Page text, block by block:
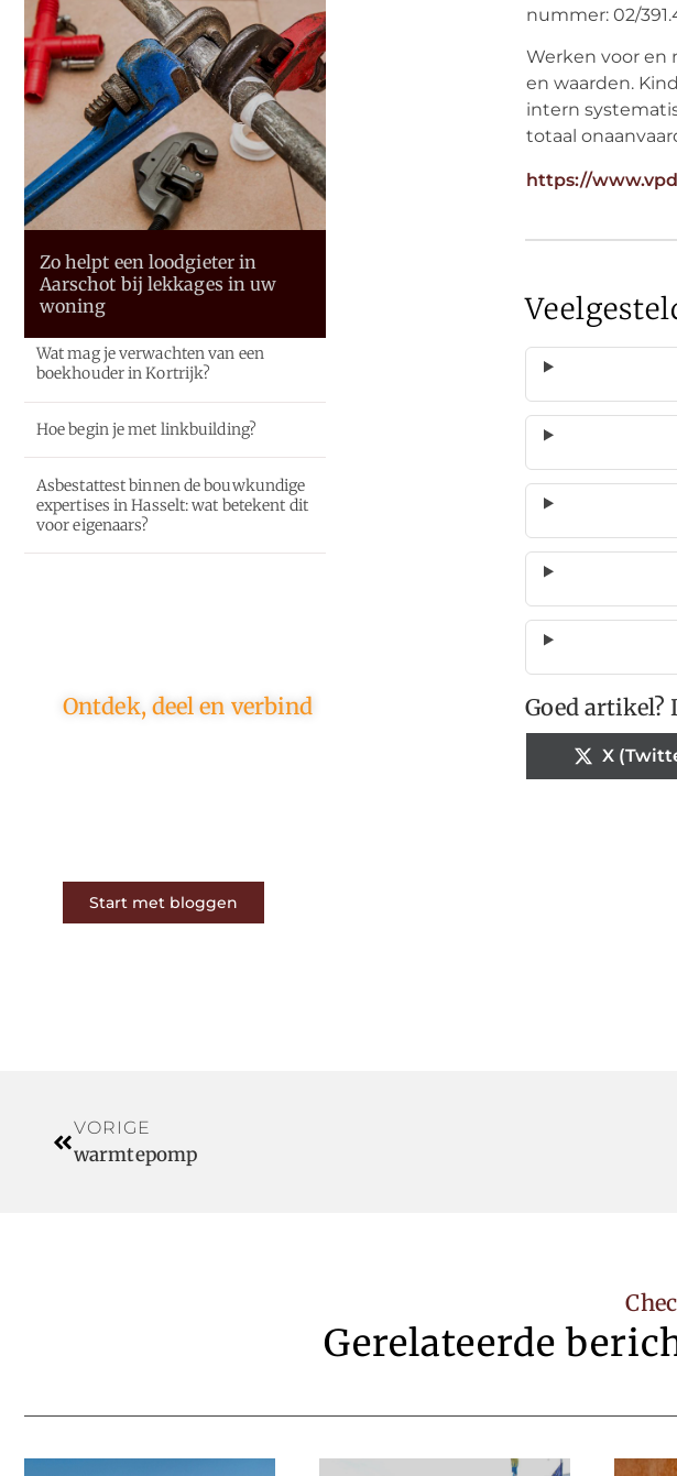
Zo helpt een loodgieter in
Aarschot bij lekkages in uw
woning
Wat mag je verwachten van een
boekhouder in Kortrijk?
Hoe begin je met linkbuilding?
Asbestattest binnen de bouwkundige
expertises in Hasselt: wat betekent dit
voor eigenaars?
Ontdek, deel en verbind
Start met bloggen
nummer: 02/
Werken voor en
en waarden.
intern
totaal
https://
Goed artikel?
X
VORIGE
warmtepomp
Gerelateerde